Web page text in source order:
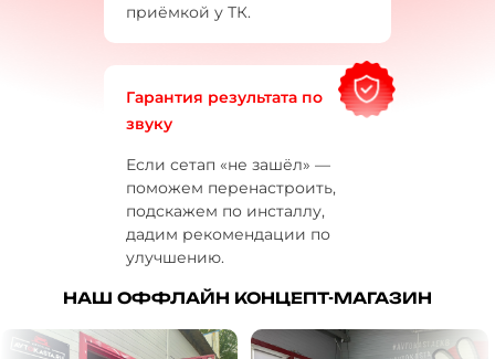
приёмкой у ТК.
Гарантия результата по
звуку
Если сетап «не зашёл» —
поможем перенастроить,
подскажем по инсталлу,
дадим рекомендации по
улучшению.
НАШ ОФФЛАЙН КОНЦЕПТ-МАГАЗИН